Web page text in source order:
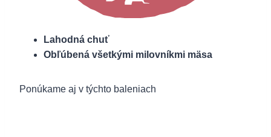
Lahodná chuť
Obľúbená všetkými milovníkmi mäsa
Ponúkame aj v týchto baleniach